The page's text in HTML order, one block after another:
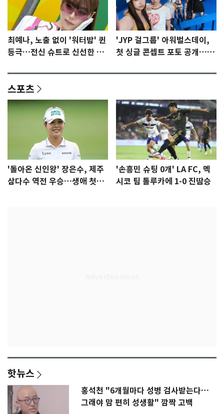
최예나, 노출 없이 '워터밤' 퀸
등극…전신 슈트로 신선한 충
'JYP 걸그룹' 아워벌스데이,
첫 싱글 콘셉트 포토 공개…청
스포츠
'돌아온 신인왕' 장은수, 제주
삼다수 역전 우승…생애 첫승
'손흥민 슈팅 0개' LA FC, 멕
시코 팀 톨루카에 1-0 진땀승
핫뉴스
홍석천 "6개월마다 성병 검사받는다…
그래야 맘 편히 성생활" 깜짝 고백